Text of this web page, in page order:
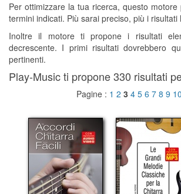
Per ottimizzare la tua ricerca, questo
termini indicati. Più sarai preciso, più i risultati
Inoltre il motore ti propone i risultati
decrescente. I primi risultati dovrebbero
pertinenti.
Play-Music ti propone 330 risultati
Pagine : 1 2 3 4 5 6 7 8 9 10